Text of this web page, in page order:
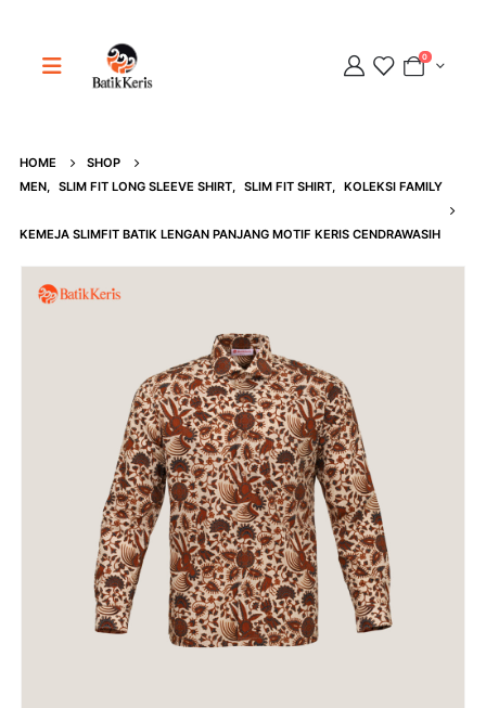
0
HOME
SHOP
MEN, SLIM FIT LONG SLEEVE SHIRT, SLIM FIT SHIRT, KOLEKSI FAMILY
KEMEJA SLIMFIT BATIK LENGAN PANJANG MOTIF KERIS CENDRAWASIH
Adipati
Online